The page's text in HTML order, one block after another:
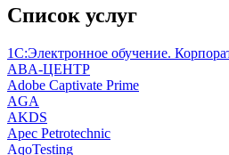
Список услуг
1С:Электронное обучение.
ABA-ЦЕНТР
Adobe Captivate Prime
AGA
AKDS
Apec Petrotechnic
AqoTesting